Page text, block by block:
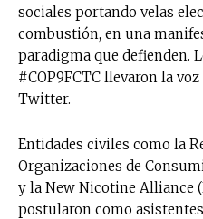
sociales portando velas
combustión, en una
paradigma que defienden.
#COP9FCTC llevaron la
Twitter.
Entidades civiles como la
Organizaciones de
y la New Nicotine Alliance
postularon como